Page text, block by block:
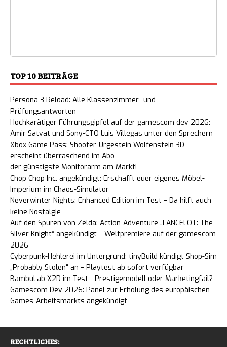
TOP 10 BEITRÄGE
Persona 3 Reload: Alle Klassenzimmer- und
Prüfungsantworten
Hochkarätiger Führungsgipfel auf der gamescom dev 2026:
Amir Satvat und Sony-CTO Luis Villegas unter den Sprechern
Xbox Game Pass: Shooter-Urgestein Wolfenstein 3D
erscheint überraschend im Abo
der günstigste Monitorarm am Markt!
Chop Chop Inc. angekündigt: Erschafft euer eigenes Möbel-
Imperium im Chaos-Simulator
Neverwinter Nights: Enhanced Edition im Test – Da hilft auch
keine Nostalgie
Auf den Spuren von Zelda: Action-Adventure „LANCELOT: The
Silver Knight“ angekündigt – Weltpremiere auf der gamescom
2026
Cyberpunk-Hehlerei im Untergrund: tinyBuild kündigt Shop-Sim
„Probably Stolen“ an – Playtest ab sofort verfügbar
BambuLab X2D im Test - Prestigemodell oder Marketingfail?
Gamescom Dev 2026: Panel zur Erholung des europäischen
Games-Arbeitsmarkts angekündigt
RECHTLICHES: